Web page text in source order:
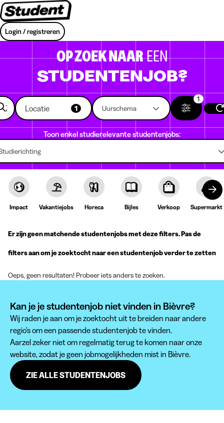
Login / registreren
OP ZOEK NAAREEN
STUDENTENJOB?
Locatie 1 Uurschema
1
Toon enkel studierelevante studentenjobs:
Impact Vakantiejobs Horeca Bijles Verkoop Supermarkt
Er zijn geen matchende studentenjobs met deze filters. Pas de
filters aan om je zoektocht naar een studentenjob verder te zetten
Oeps, geen resultaten! Probeer iets anders te zoeken.
Kan je je studentenjob niet vinden in Bièvre?
Wij raden je aan om je zoektocht uit te breiden naar andere
regio's om een passende studentenjob te vinden.
Aarzel zeker niet om regelmatig terug te komen naar onze
website, zodat je geen jobmogelijkheden mist in Bièvre.
ZIE ALLE STUDENTENJOBS